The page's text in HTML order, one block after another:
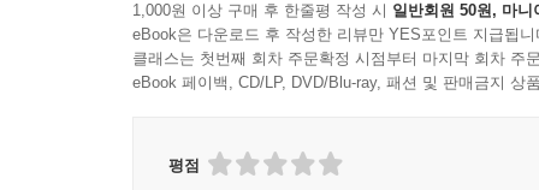
1,000원 이상 구매 후 한줄평 작성 시 일반회원 50원, 마니
eBook은 다운로드 후 작성한 리뷰만 YES포인트 지급됩니
클래스는 첫번째 회차 주문확정 시점부터 마지막 회차 주
eBook 페이백, CD/LP, DVD/Blu-ray, 패션 및 판매금지 상
평점